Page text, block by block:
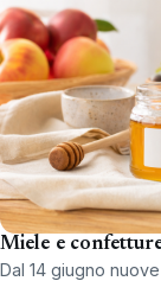
Miele e
Dal 14 giugno